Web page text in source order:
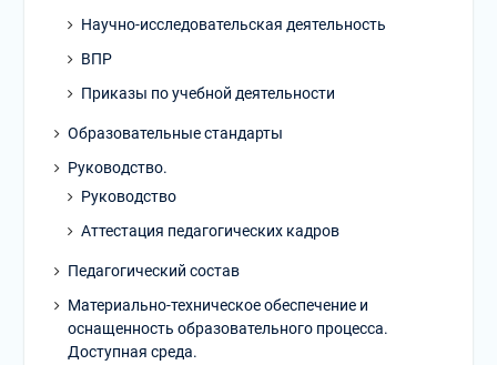
Научно-исследовательская деятельность
ВПР
Приказы по учебной деятельности
Образовательные стандарты
Руководство.
Руководство
Аттестация педагогических кадров
Педагогический состав
Материально-техническое обеспечение и
оснащенность образовательного процесса.
Доступная среда.